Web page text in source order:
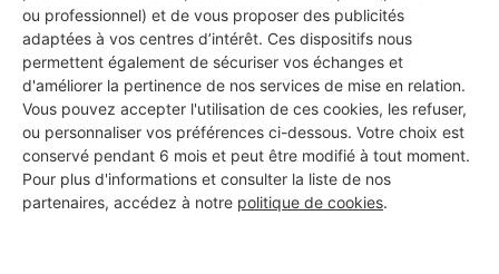
ou professionnel) et de vous proposer des publicités
adaptées à vos centres d’intérêt. Ces dispositifs nous
permettent également de sécuriser vos échanges et
d'améliorer la pertinence de nos services de mise en relation.
Vous pouvez accepter l'utilisation de ces cookies, les refuser,
ou personnaliser vos préférences ci-dessous. Votre choix est
conservé pendant 6 mois et peut être modifié à tout moment.
Pour plus d'informations et consulter la liste de nos
partenaires, accédez à notre politique de cookies.
DEMANDER UN DEVIS